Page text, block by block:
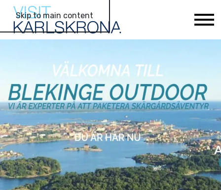
Skip to main content